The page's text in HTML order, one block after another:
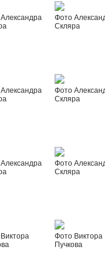
Фото
Скляра
Фото
Скляра
Фото
Скляра
Фото Виктора
Пучкова